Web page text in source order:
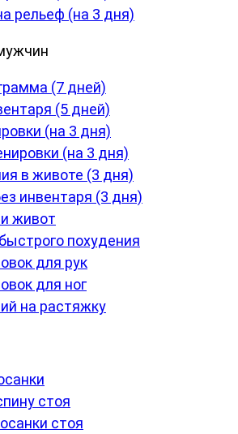
рельеф (на 3 дня)
(7 дней)
(5 дней)
(на 3 дня)
(на 3 дня)
в животе (3 дня)
инвентаря (3 дня)
живот
похудения
для рук
для ног
на растяжку
стоя
стоя